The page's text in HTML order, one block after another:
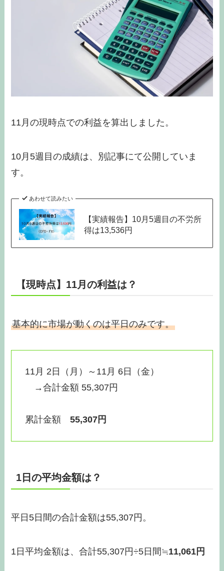
11月の現時点での利益を算出しました。
10月5週目の成績は、別記事にて公開していま
す。
あわせて読みたい
【実績報告】10月5週目の不労所
得は13,536円
【現時点】11月の利益は？
基本的に市場が動くのは平日のみです。
11月 2日（月）～11月 6日（金）
→合計金額 55,307円
累計金額55,307円
1日の平均金額は？
平日5日間の合計金額は55,307円。
1日平均金額は、合計55,307円÷5日間≒11,061円